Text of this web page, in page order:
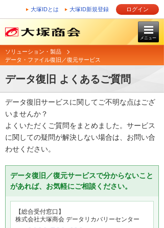
大塚IDとは 大塚ID新規登録 ログイン
メニュー
ソリューション・製品
データ・ファイル復旧／復元サービス
データ復旧 よくあるご質問
データ復旧サービスに関してご不明な点はござ
いませんか？
よくいただくご質問をまとめました。サービス
に関しての疑問が解決しない場合は、お問い合
わせください。
データ復旧／復元サービスで分からないこと
があれば、お気軽にご相談ください。
【総合受付窓口】
株式会社大塚商会 データリカバリーセンター